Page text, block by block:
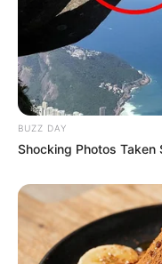
BUZZ DAY
Shocking Photos Taken